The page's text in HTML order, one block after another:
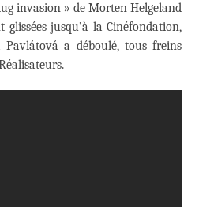
invasion » de Morten Helgeland
glissées jusqu’à la Cinéfondation,
a déboulé, tous freins